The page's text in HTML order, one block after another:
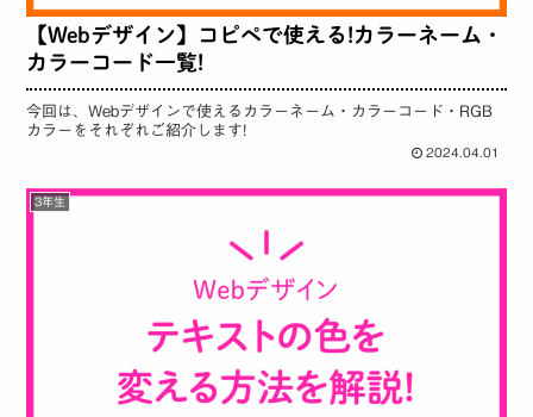
【Webデザイン】コピペで使える!カラーネーム・
カラーコード一覧!
今回は、Webデザインで使えるカラーネーム・カラーコード・RGB
カラーをそれぞれご紹介します!
2024.04.01
3年生